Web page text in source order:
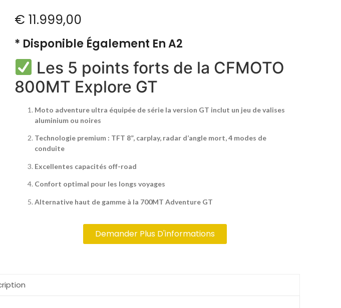
€ 11.999,00
* Disponible Également En A2
Les 5 points forts de la CFMOTO
800MT Explore GT
Moto adventure ultra équipée de série la version GT inclut un jeu de valises
aluminium ou noires
Technologie premium : TFT 8”, carplay, radar d’angle mort, 4 modes de
conduite
Excellentes capacités off-road
Confort optimal pour les longs voyages
Alternative haut de gamme à la 700MT Adventure GT
Demander Plus D'informations